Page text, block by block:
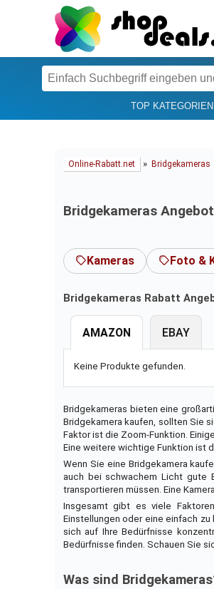
TOP KATEGORIEN
Online-Rabatt.net » Bridgekameras
Bridgekameras
Kameras Foto &
Bridgekameras Rabatt
AMAZON
Keine Produkte gefunden.
EBAY
Bridgekameras bieten eine
Bridgekamera kaufen, sollten Sie
Faktor ist die Zoom-Funktion.
Eine weitere wichtige Funktion ist
Wenn Sie eine Bridgekamera
auch bei schwachem Licht gute
transportieren müssen. Eine
Insgesamt gibt es viele
Einstellungen oder eine einfach
sich auf Ihre Bedürfnisse
Bedürfnisse finden. Schauen Sie
Was sind